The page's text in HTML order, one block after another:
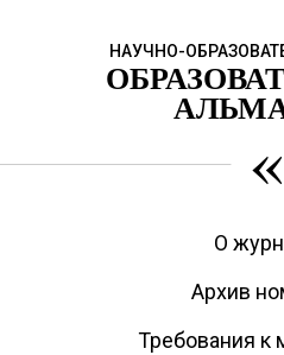
НАУЧНО-
«
О
Архив
Требования к